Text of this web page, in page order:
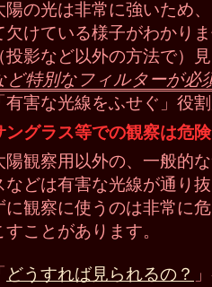
陽の光は非常に強いため
欠けている様子がわかり
投影など以外の方法で）
ど特別なフィルターが必
有害な光線をふせぐ」役
ングラス等での観察は危
陽観察用以外の、一般的
などは有害な光線が通り
に観察に使うのは非常に
すことがあります。
どうすれば見られるの？